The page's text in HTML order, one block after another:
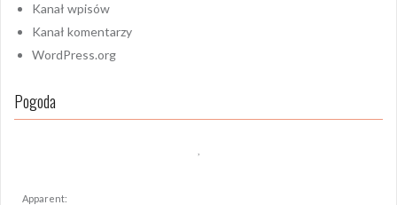
Kanał wpisów
Kanał komentarzy
WordPress.org
Pogoda
Apparent: